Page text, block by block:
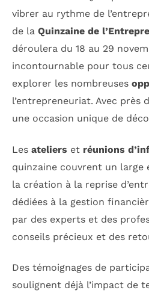
vibrer au rythme de
de la Quinzaine de
déroulera du 18 au 29
incontournable pour tous
explorer les nombreuses
l’entrepreneuriat. Avec près
une occasion unique de
Les ateliers et réunions
quinzaine couvrent un
la création à la reprise
dédiées à la gestion
par des experts et des
conseils précieux et des
Des témoignages de
soulignent déjà l’impact de